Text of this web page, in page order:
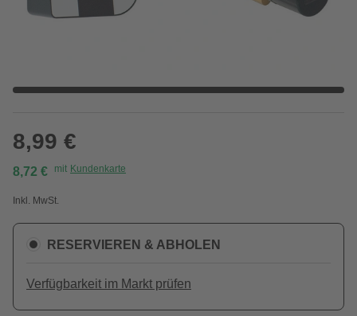
8,99 €
8,72 € mit Kundenkarte
Inkl. MwSt.
RESERVIEREN & ABHOLEN
Verfügbarkeit im Markt prüfen